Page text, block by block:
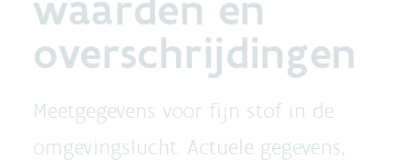
overschrijdingen
Meetgegevens voor fijn stof in de
omgevingslucht. Actuele gegevens,